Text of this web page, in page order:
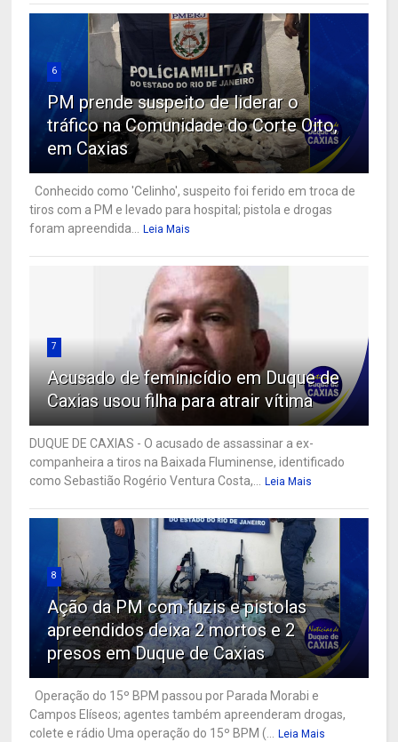
6
PM prende suspeito de liderar o
tráfico na Comunidade do Corte Oito,
em Caxias
Conhecido como 'Celinho', suspeito foi ferido em troca de
tiros com a PM e levado para hospital; pistola e drogas
foram apreendida...
Leia Mais
7
Acusado de feminicídio em Duque de
Caxias usou filha para atrair vítima
DUQUE DE CAXIAS - O acusado de assassinar a ex-
companheira a tiros na Baixada Fluminense, identificado
como Sebastião Rogério Ventura Costa,...
Leia Mais
8
Ação da PM com fuzis e pistolas
apreendidos deixa 2 mortos e 2
presos em Duque de Caxias
Operação do 15º BPM passou por Parada Morabi e
Campos Elíseos; agentes também apreenderam drogas,
colete e rádio Uma operação do 15º BPM (...
Leia Mais